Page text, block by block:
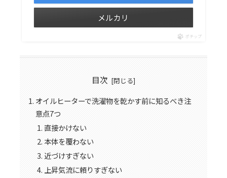
メルカリ
ポチップ
目次
オイルヒーターで洗濯物を乾かす前に知るべき注
意点7つ
直接かけない
本体を覆わない
近づけすぎない
上昇気流に頼りすぎない